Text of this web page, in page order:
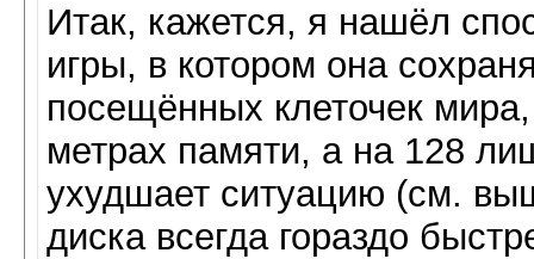
Итак, кажется, я нашёл
игры, в котором она
посещённых клеточек
метрах памяти, а на 128
ухудшает ситуацию (см.
диска всегда гораздо